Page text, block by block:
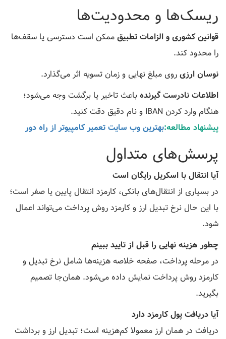
ریسک‌ها و محدودیت‌ها
قوانین کشوری و الزامات تطبیقممکن است دسترسی یا سقف‌ها
را محدود کند.
نوسان ارزیروی مبلغ نهایی و زمان تسویه اثر می‌گذارد.
اطلاعات نادرست گیرندهباعث تاخیر یا برگشت وجه می‌شود؛
هنگام وارد کردن IBAN و نام دقیق دقت کنید.
پیشنهاد مطالعه:بهترین وب سایت تعمیر کامپیوتر از راه دور
پرسش‌های متداول
آیا انتقال با اسکریل رایگان است
در بسیاری از انتقال‌های بانکی، کارمزد انتقال پایین یا صفر است؛
با این حال نرخ تبدیل ارز و کارمزد روش پرداخت می‌تواند اعمال
شود.
چطور هزینه نهایی را قبل از تایید ببینم
در مرحله پرداخت، صفحه خلاصه هزینه‌ها شامل نرخ تبدیل و
کارمزد روش پرداخت نمایش داده می‌شود. همان‌جا تصمیم
بگیرید.
آیا دریافت پول کارمزد دارد
دریافت در همان ارز معمولا کم‌هزینه است؛ تبدیل ارز و برداشت